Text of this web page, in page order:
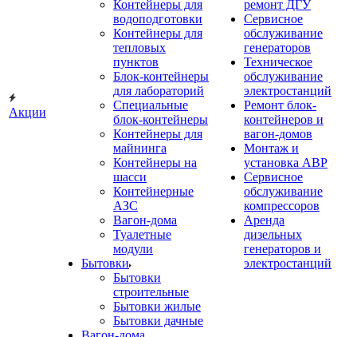
Акции
Контейнеры для
водоподготовки
Контейнеры для
тепловых
пунктов
Блок-контейнеры
для лабораторий
Специальные
блок-контейнеры
Контейнеры для
майнинга
Контейнеры на
шасси
Контейнерные
АЗС
Вагон-дома
Туалетные
модули
Бытовки
Бытовки
строительные
Бытовки жилые
Бытовки дачные
ремонт ДГУ
Сервисное
обслуживание
генераторов
Техническое
обслуживание
электростанций
Ремонт блок-
контейнеров и
вагон-домов
Монтаж и
установка АВР
Сервисное
обслуживание
компрессоров
Аренда
дизельных
генераторов и
электростанций